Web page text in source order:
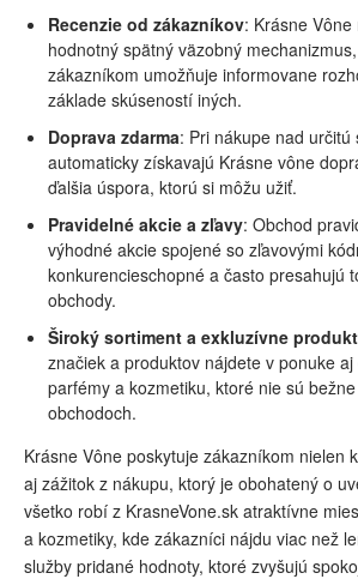
Recenzie od zákazníkov: Krásne
hodnotný spätný väzobný
zákazníkom umožňuje informovane
základe skúseností iných.
Doprava zdarma: Pri nákupe nad
automaticky získavajú Krásne vône
ďalšia úspora, ktorú si môžu užiť.
Pravidelné akcie a zľavy: Obchod
výhodné akcie spojené so zľavovými
konkurencieschopné a často presahujú
obchody.
Široký sortiment a exkluzívne
značiek a produktov nájdete v ponuke
parfémy a kozmetiku, ktoré nie sú
obchodoch.
Krásne Vône poskytuje zákazníkom nielen
aj zážitok z nákupu, ktorý je obohatený o
všetko robí z KrasneVone.sk atraktívne
a kozmetiky, kde zákazníci nájdu viac než
služby pridané hodnoty, ktoré zvyšujú